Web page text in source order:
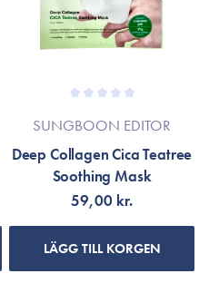
SUNGBOON EDITOR
Deep Collagen Cica Teatree
Soothing Mask
59,00 kr.
LÄGG TILL KORGEN